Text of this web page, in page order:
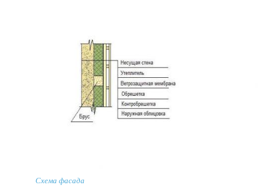
Схема фасада